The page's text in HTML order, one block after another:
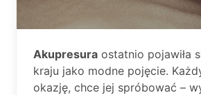
Akupresura ostatnio pojawiła
kraju jako modne pojęcie.
okazję, chce jej spróbować –